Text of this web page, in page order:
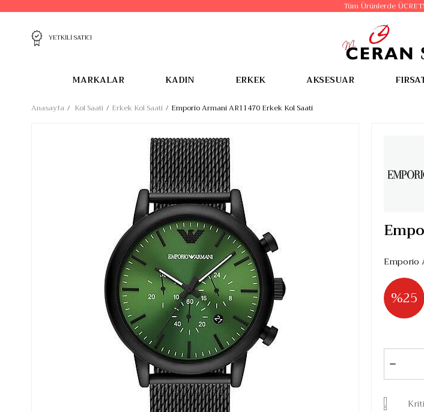
Tüm Ürünlerde
YETKİLİ SATICI
MARKALAR KADIN ERKEK AKSESUAR
Anasayfa Kol Saati Erkek Kol Saati Emporio Armani AR11470 Erkek Kol Saati
Emporio
25